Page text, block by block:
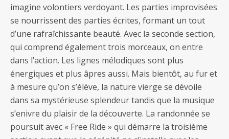
imagine volontiers verdoyant. Les parties improvisées
se nourrissent des parties écrites, formant un tout
d’une rafraîchissante beauté. Avec la seconde section,
qui comprend également trois morceaux, on entre
dans l’action. Les lignes mélodiques sont plus
énergiques et plus âpres aussi. Mais bientôt, au fur et
à mesure qu’on s’élève, la nature vierge se dévoile
dans sa mystérieuse splendeur tandis que la musique
s’enivre du plaisir de la découverte. La randonnée se
poursuit avec « Free Ride » qui démarre la troisième